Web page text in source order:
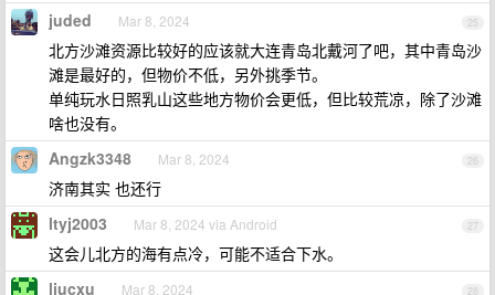
25
juded Mar 8, 2024
北方沙滩资源比较好的应该就大连青岛北戴河了吧，其中青岛沙
滩是最好的，但物价不低，另外挑季节。
单纯玩水日照乳山这些地方物价会更低，但比较荒凉，除了沙滩
啥也没有。
26
Angzk3348 Mar 8, 2024
济南其实 也还行
27
ltyj2003 Mar 8, 2024 via Android
这会儿北方的海有点冷，可能不适合下水。
28
liucxu Mar 8, 2024